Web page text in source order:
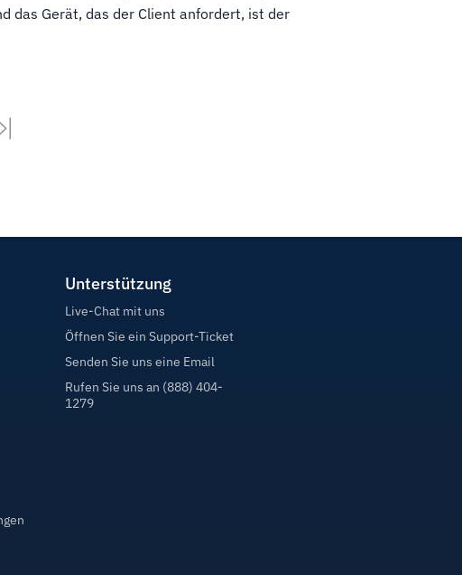
das Gerät, das der Client anfordert, ist der
Unterstützung
Live-Chat mit uns
Öffnen Sie ein Support-Ticket
Senden Sie uns eine Email
Rufen Sie uns an (888) 404-
1279